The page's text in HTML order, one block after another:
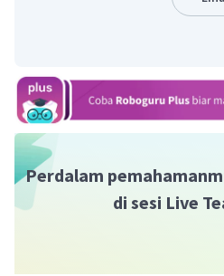
Perdalam
di sesi Live